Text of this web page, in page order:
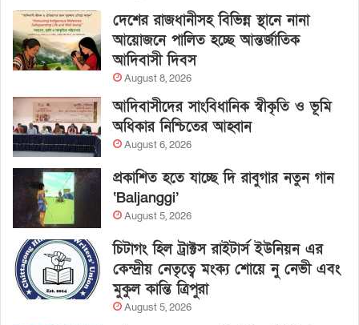
দেশের রাজধানীসহ বিভিন্ন স্থানে নানা
আয়োজনে পালিত হচ্ছে আন্তর্জাতিক
আদিবাসী দিবস
August 8, 2026
আদিবাসীদের সাংবিধানিক স্বীকৃতি ও ভূমি
অধিকার নিশ্চিতের আহ্বান
August 6, 2026
প্রকাশিত হতে যাচ্ছে দি রাবুগার নতুন গান
‘Baljanggi’
August 5, 2026
চিটাগং হিল ট্রাক্টস রাইটার্স ইউনিয়ন এর
কেন্দ্রীয় নেতৃত্বে মংক্য শোয়ে নু নেভী এবং
মুকুল কান্তি ত্রিপুরা
August 5, 2026